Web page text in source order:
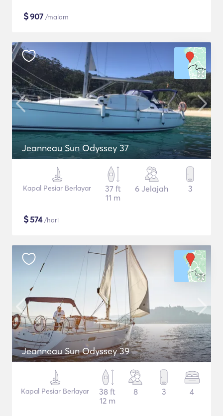
$907 /malam
Jeanneau Sun Odyssey 37
Kapal Pesiar Berlayar
37 ft
11 m
6 Jelajah 3
$574/hari
Jeanneau Sun Odyssey 39
Kapal Pesiar Berlayar
38 ft
12 m
8 3 4